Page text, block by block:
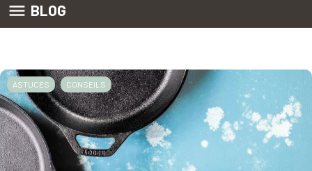
 BLOG
ASTUCES CONSEILS